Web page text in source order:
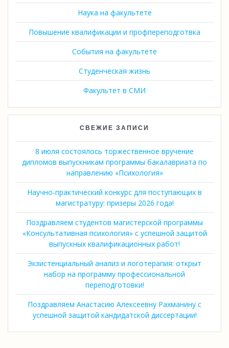
Наука на факультете
Повышение квалификации и профпереподготвка
События на факультете
Студенческая жизнь
Факультет в СМИ
СВЕЖИЕ ЗАПИСИ
8 июля состоялось торжественное вручение
дипломов выпускникам программы бакалавриата по
направлению «Психология»
Научно-практический конкурс для поступающих в
магистратуру: призеры 2026 года!
Поздравляем студентов магистерской программы
«Консультативная психология» с успешной защитой
выпускных квалификационных работ!
Экзистенциальный анализ и логотерапия: открыт
набор на программу профессиональной
переподготовки!
Поздравляем Анастасию Алексеевну Рахманину с
успешной защитой кандидатской диссертации!